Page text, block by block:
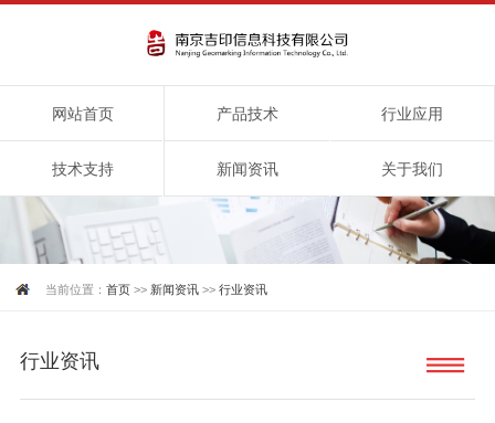
网站首页 产品技术 行业应用
技术支持 新闻资讯 关于我们
当前位置：首页 >> 新闻资讯 >>行业资讯
行业资讯